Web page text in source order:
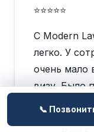
⭐⭐⭐⭐⭐
С Modern
легко. У
очень мало
визу. Было
Роуз,
📞